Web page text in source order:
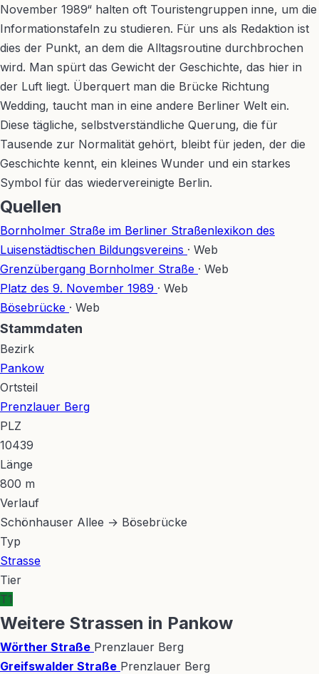
November 1989“ halten oft Touristengruppen inne, um die
Informationstafeln zu studieren. Für uns als Redaktion ist
dies der Punkt, an dem die Alltagsroutine durchbrochen
wird. Man spürt das Gewicht der Geschichte, das hier in
der Luft liegt. Überquert man die Brücke Richtung
Wedding, taucht man in eine andere Berliner Welt ein.
Diese tägliche, selbstverständliche Querung, die für
Tausende zur Normalität gehört, bleibt für jeden, der die
Geschichte kennt, ein kleines Wunder und ein starkes
Symbol für das wiedervereinigte Berlin.
Quellen
Bornholmer Straße im Berliner Straßenlexikon des
Luisenstädtischen Bildungsvereins · Web
Grenzübergang Bornholmer Straße · Web
Platz des 9. November 1989 · Web
Bösebrücke · Web
Stammdaten
Bezirk
Pankow
Ortsteil
Prenzlauer Berg
PLZ
10439
Länge
800 m
Verlauf
Schönhauser Allee → Bösebrücke
Typ
Strasse
Tier
T1
Weitere Strassen in Pankow
Wörther Straße Prenzlauer Berg
Greifswalder Straße Prenzlauer Berg